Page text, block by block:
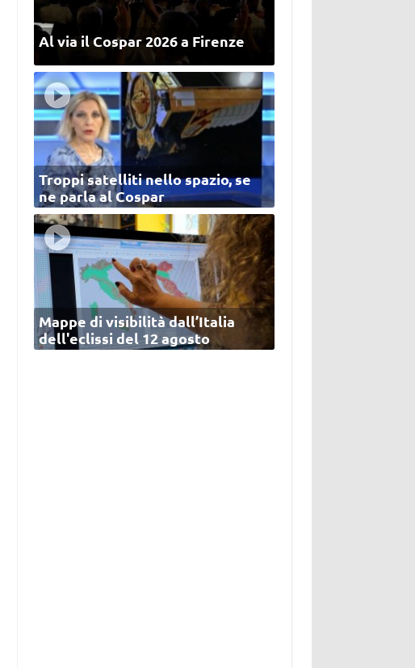
Al via il Cospar 2026 a Firenze
Troppi satelliti nello spazio, se
ne parla al Cospar
Mappe di visibilità dall’Italia
dell'eclissi del 12 agosto